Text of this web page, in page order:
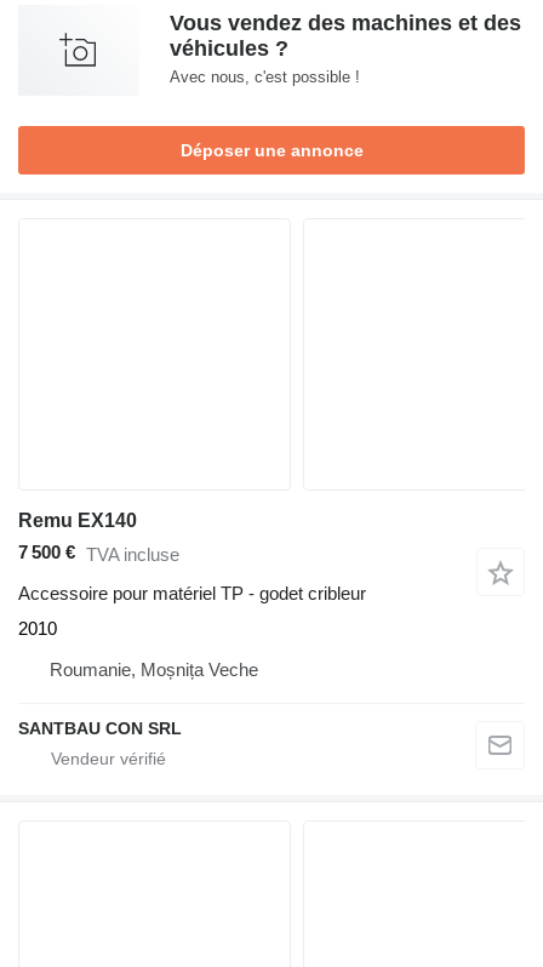
Vous vendez des machines et des
véhicules ?
Avec nous, c'est possible !
Déposer une annonce
Remu EX140
7 500 € TVA incluse
Accessoire pour matériel TP - godet cribleur
2010
Roumanie, Moșnița Veche
SANTBAU CON SRL